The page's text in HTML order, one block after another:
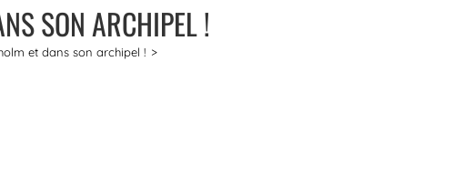
SON ARCHIPEL !
et dans son archipel ! >